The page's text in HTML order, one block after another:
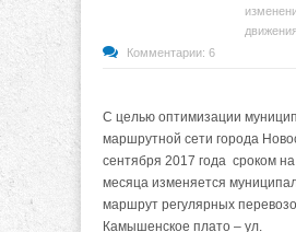
движения
Комментарии: 6
С целью оптимизации
маршрутной сети города
сентября 2017 года сроком на
месяца изменяется
маршрут регулярных
Камышенское плато – ул.